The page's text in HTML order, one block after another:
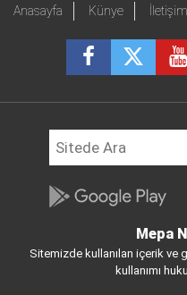
Anasayfa Künye İletişim
Mepa
Sitemizde kullanılan içerik ve
kullanımı